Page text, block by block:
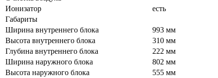
Ионизатор
есть
Габариты
Ширина внутреннего блока
993 мм
Высота внутреннего блока
310 мм
Глубина внутреннего блока
222 мм
Ширина наружного блока
802 мм
Высота наружного блока
555 мм